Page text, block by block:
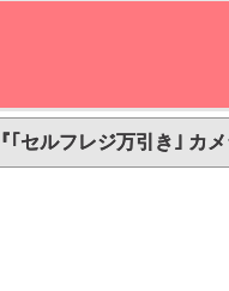
『｢セルフレジ万引き｣ カ